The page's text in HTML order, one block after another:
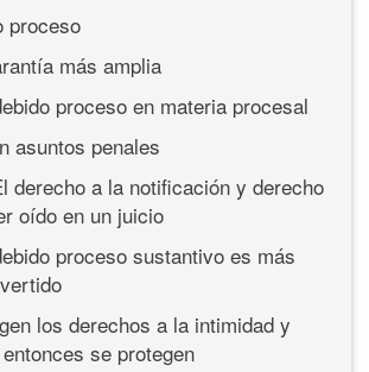
proceso
más amplia
proceso en materia procesal
asuntos penales
derecho a la notificación y derecho
oído en un juicio
proceso sustantivo es más
los derechos a la intimidad y
se protegen